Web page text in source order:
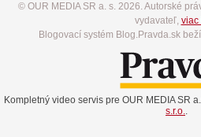
© OUR MEDIA SR a. s. 2026. Autorské
vydavateľ, viac
Blogovací systém Blog.Pravda.sk
Kompletný video servis pre OUR MEDIA SR
s.r.o..